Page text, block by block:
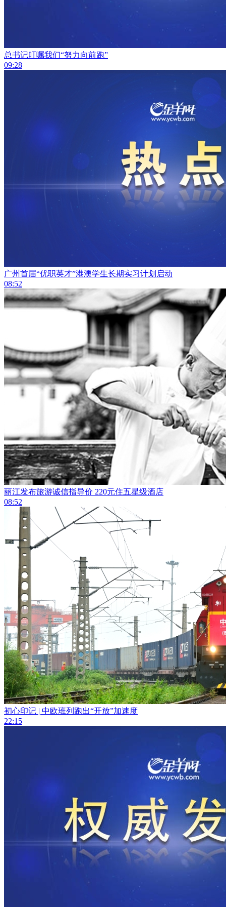
总书记叮嘱我们“努力向前跑”
09:28
广州首届“优职英才”港澳学生长期实习计划启动
08:52
丽江发布旅游诚信指导价 220元住五星级酒店
08:52
初心印记 | 中欧班列跑出“开放”加速度
22:15